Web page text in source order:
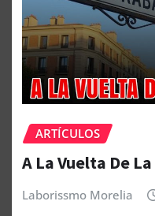
ARTÍCULOS
A La Vuelta De
Laborissmo Morelia